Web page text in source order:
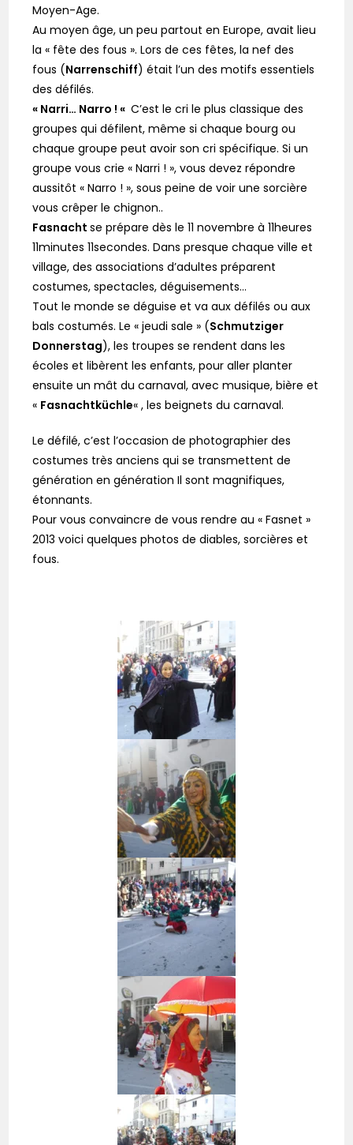
Moyen-Age.
Au moyen âge, un peu partout en Europe, avait lieu
la « fête des fous ». Lors de ces fêtes, la nef des
fous (Narrenschiff) était l’un des motifs essentiels
des défilés.
« Narri… Narro ! « C’est le cri le plus classique des
groupes qui défilent, même si chaque bourg ou
chaque groupe peut avoir son cri spécifique. Si un
groupe vous crie « Narri ! », vous devez répondre
aussitôt « Narro ! », sous peine de voir une sorcière
vous crêper le chignon..
Fasnachtse prépare dès le 11 novembre à 11heures
11minutes 11secondes. Dans presque chaque ville et
village, des associations d’adultes préparent
costumes, spectacles, déguisements…
Tout le monde se déguise et va aux défilés ou aux
bals costumés. Le « jeudi sale » (Schmutziger
Donnerstag), les troupes se rendent dans les
écoles et libèrent les enfants, pour aller planter
ensuite un mât du carnaval, avec musique, bière et
« Fasnachtküchle« , les beignets du carnaval.
Le défilé, c’est l’occasion de photographier des
costumes très anciens qui se transmettent de
génération en génération Il sont magnifiques,
étonnants.
Pour vous convaincre de vous rendre au « Fasnet »
2013 voici quelques photos de diables, sorcières et
fous.